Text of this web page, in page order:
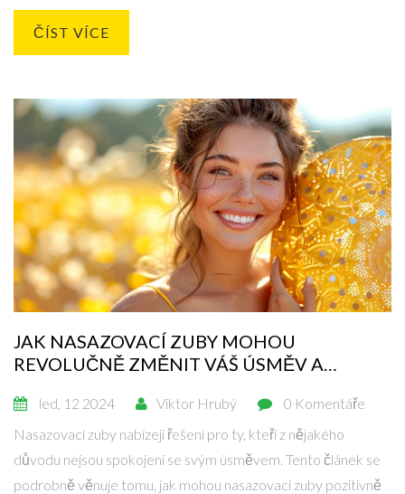
ČÍST VÍCE
JAK NASAZOVACÍ ZUBY MOHOU
REVOLUČNĚ ZMĚNIT VÁŠ ÚSMĚV A
led, 12 2024 Viktor Hrubý
0 Komentáře
Nasazovací zuby nabízejí řešení pro ty, kteří z nějakého
důvodu nejsou spokojeni se svým úsměvem. Tento článek se
podrobně věnuje tomu, jak mohou nasazovací zuby pozitivně